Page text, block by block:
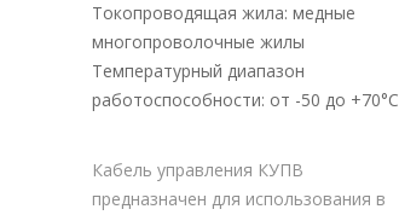
Токопроводящая жила: медные
многопроволочные жилы
Температурный диапазон
работоспособности: от -50 до +70°С
Кабель управления КУПВ
предназначен для использования в